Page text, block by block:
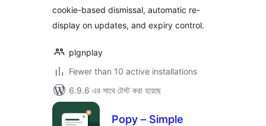
cookie-based dismissal, automatic re-
display on updates, and expiry control.
plgnplay
Fewer than 10 active installations
6.9.6 এর সাথে টেস্ট করা হয়েছে
Popy – Simple